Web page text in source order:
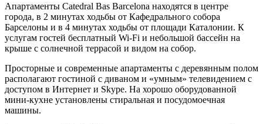
Апартаменты Catedral Bas Barcelona находятся в центре
города, в 2 минутах ходьбы от Кафедрального собора
Барселоны и в 4 минутах ходьбы от площади Каталонии. К
услугам гостей бесплатный Wi-Fi и небольшой бассейн на
крыше с солнечной террасой и видом на собор.
Просторные и современные апартаменты с деревянным полом
располагают гостиной с диваном и «умным» телевидением с
доступом в Интернет и Skype. На хорошо оборудованной
мини-кухне установлены стиральная и посудомоечная
машины.